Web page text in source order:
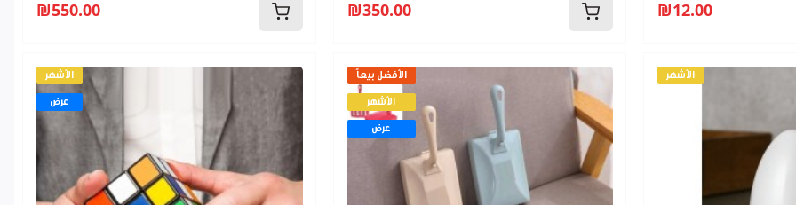
₪550.00 ₪350.00 ₪12.00
الأشهر
عرض
الأفضل بيعاً
الأشهر
عرض
الأشهر